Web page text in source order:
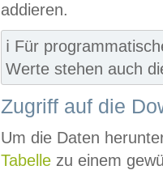
addieren.
ℹ️ Für
Werte stehen auch
Zugriff auf die
Um die Daten
Tabelle zu einem